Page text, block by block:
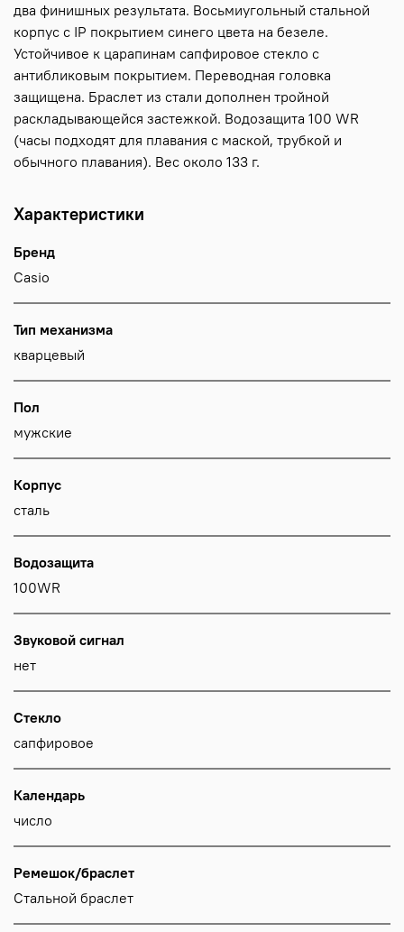
два финишных результата. Восьмиугольный стальной
корпус с IP покрытием синего цвета на безеле.
Устойчивое к царапинам сапфировое стекло с
антибликовым покрытием. Переводная головка
защищена. Браслет из стали дополнен тройной
раскладывающейся застежкой. Водозащита 100 WR
(часы подходят для плавания с маской, трубкой и
обычного плавания). Вес около 133 г.
Характеристики
Бренд
Casio
Тип механизма
кварцевый
Пол
мужские
Корпус
сталь
Водозащита
100WR
Звуковой сигнал
нет
Стекло
сапфировое
Календарь
число
Ремешок/браслет
Стальной браслет